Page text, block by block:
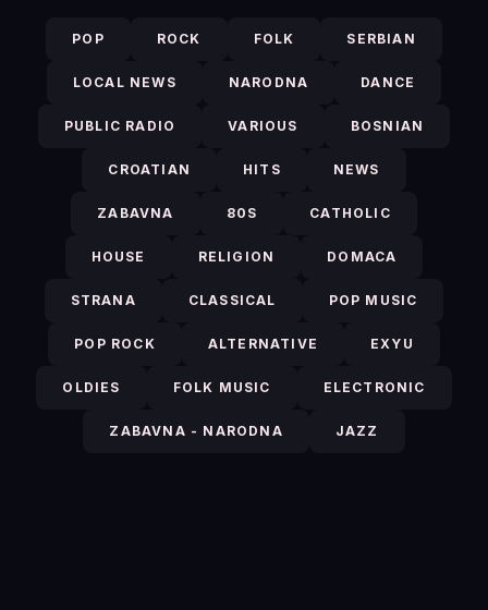
POP ROCK FOLK SERBIAN
LOCAL NEWS NARODNA DANCE
PUBLIC RADIO VARIOUS BOSNIAN
CROATIAN HITS NEWS
ZABAVNA 80S CATHOLIC
HOUSE RELIGION DOMACA
STRANA CLASSICAL POP MUSIC
POP ROCK ALTERNATIVE EXYU
OLDIES FOLK MUSIC ELECTRONIC
ZABAVNA - NARODNA JAZZ